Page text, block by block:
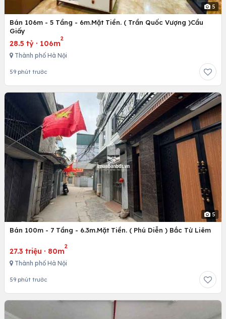
5
Bán 106m - 5 Tầng - 6m.Mặt Tiền. ( Trần Quốc Vượng )Cầu
Giấy
28.5 tỷ · 106m
2
Thành phố Hà Nội
59 phút trước
5
Bán 100m - 7 Tầng - 6.3m.Mặt Tiền. ( Phú Diễn ) Bắc Từ Liêm
27.3 triệu · 80m
2
Thành phố Hà Nội
59 phút trước